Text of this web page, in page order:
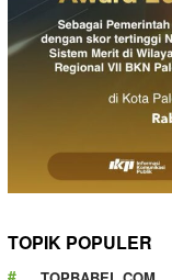
TOPIK POPULER